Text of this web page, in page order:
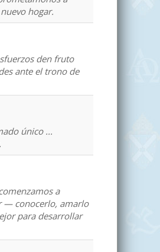
hogar.
den fruto
ante el trono de
único ...
a
— conocerlo, amarlo
para desarrollar